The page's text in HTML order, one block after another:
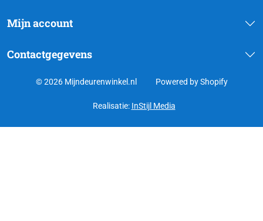
Mijn account
Contactgegevens
© 2026 Mijndeurenwinkel.nl Powered by Shopify
Realisatie: InStijl Media